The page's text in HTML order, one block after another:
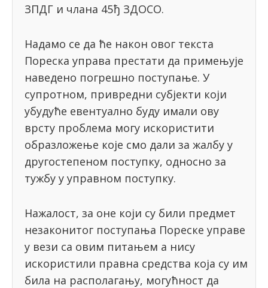
ЗПДГ и члана 45ђ ЗДОСО.
Надамо се да ће након овог текста
Пореска управа престати да примењује
наведено погрешно поступање. У
супротном, привредни субјекти који
убудуће евентуално буду имали ову
врсту проблема могу искористити
образложење које смо дали за жалбу у
другостепеном поступку, односно за
тужбу у управном поступку.
Нажалост, за оне који су били предмет
незаконитог поступања Пореске управе
у вези са овим питањем а нису
искористили правна средства која су им
била на располагању, могућност да